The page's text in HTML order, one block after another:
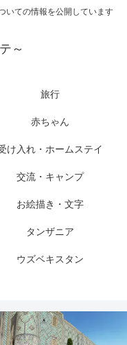
いての情報を公開しています
～
旅行
赤ちゃん
け入れ・ホームステイ
交流・キャンプ
お絵描き・文字
タンザニア
ウズベキスタン